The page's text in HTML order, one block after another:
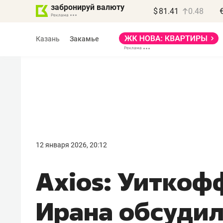
забронируй валюту $ 81.41 0.48
Казань Закамье
12 января 2026, 20:12
Axios:
Ирана
правил, бизнес может
потерять минимум
полгода»